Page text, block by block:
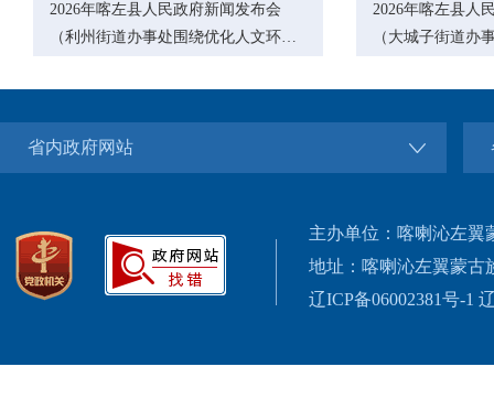
图解：喀左县十七届人民政府第45次常务会议
2026年喀左县人民政府新闻发布会
（利州街道办事处围绕优化人文环境
2026年喀左县人
（大城子街道办
省内政府网站
主办单位：喀喇沁左翼
地址：喀喇沁左翼蒙古
辽ICP备06002381号-1